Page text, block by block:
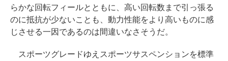
らかな回転フィールとともに、高い回転数まで引っ張る
のに抵抗が少ないことも、動力性能をより高いものに感
じさせる一因であるのは間違いなさそうだ。
スポーツグレードゆえスポーツサスペンションを標準